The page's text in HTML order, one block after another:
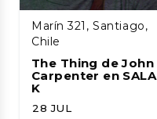
Marín 321, Santiago,
Chile
The Thing de John
Carpenter en SALA
K
28 JUL